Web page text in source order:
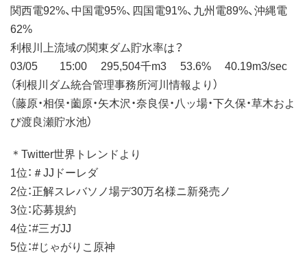
関西電92%、中国電95%、四国電91%、九州電89%、沖縄電
62%
利根川上流域の関東ダム貯水率は？
03/05 15:00 295,504千m3 53.6% 40.19m3/sec
（利根川ダム統合管理事務所河川情報より）
（藤原・相俣・薗原・矢木沢・奈良俣・八ッ場・下久保・草木およ
び渡良瀬貯水池）
＊Twitter世界トレンドより
1位：＃JJドーレダ
2位：正解スレバソノ場デ30万名様ニ新発売ノ
3位：応募規約
4位：#三ガJJ
5位：#じゃがりこ原神